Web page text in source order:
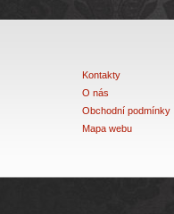
Kontakty
O nás
Obchodní podmínky
Mapa webu